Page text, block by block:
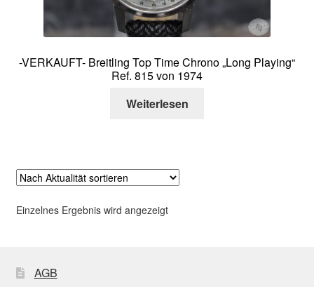
Kontakt
-VERKAUFT- Breitling Top Time Chrono „Long Playing“
Ref. 815 von 1974
Weiterlesen
Einzelnes Ergebnis wird angezeigt
AGB